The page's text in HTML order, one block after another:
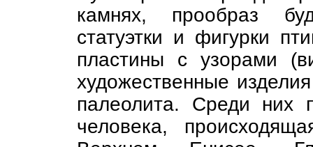
камнях, прообраз
статуэтки и фигурки
пластины с узорами
художественные
палеолита. Среди них
человека,